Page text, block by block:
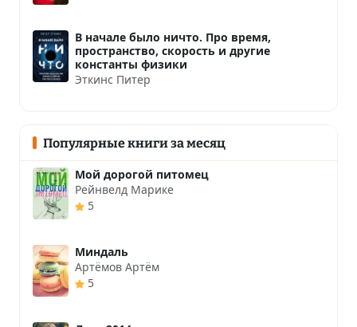
В начале было ничто. Про время,
пространство, скорость и другие
константы физики
Эткинс Питер
Популярные книги за месяц
Мой дорогой питомец
Рейнвелд Марике
5
Миндаль
Артёмов Артём
5